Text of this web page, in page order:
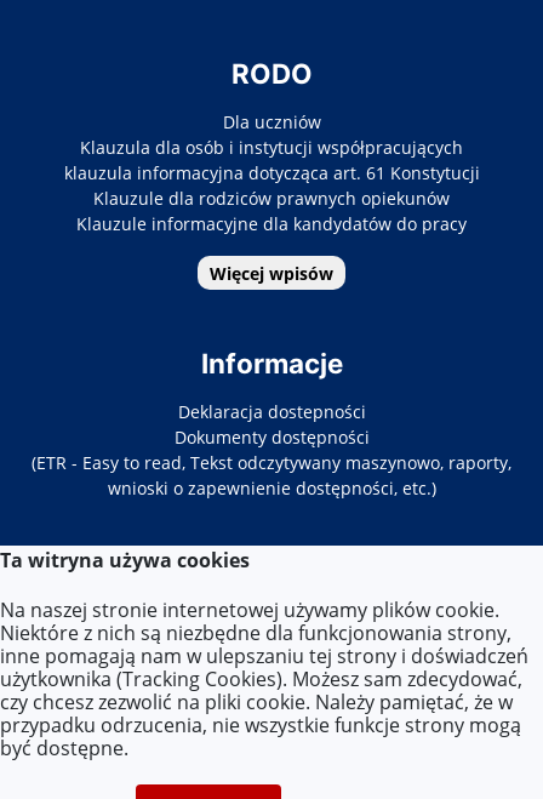
RODO
Dla uczniów
Klauzula dla osób i instytucji współpracujących
klauzula informacyjna dotycząca art. 61 Konstytucji
Klauzule dla rodziców prawnych opiekunów
Klauzule informacyjne dla kandydatów do pracy
Więcej wpisów
Informacje
Deklaracja dostepności
Dokumenty dostępności
(ETR - Easy to read, Tekst odczytywany maszynowo, raporty,
wnioski o zapewnienie dostępności, etc.)
Kontakt
Tel. 22-619-34-86/87
E-mail:zs33@eduwarszawa.pl
Lokalizacja
03-448 Warszawa
Ta witryna używa cookies
Na naszej stronie internetowej używamy plików cookie.
Niektóre z nich są niezbędne dla funkcjonowania strony,
inne pomagają nam w ulepszaniu tej strony i doświadczeń
użytkownika (Tracking Cookies). Możesz sam zdecydować,
czy chcesz zezwolić na pliki cookie. Należy pamiętać, że w
przypadku odrzucenia, nie wszystkie funkcje strony mogą
być dostępne.